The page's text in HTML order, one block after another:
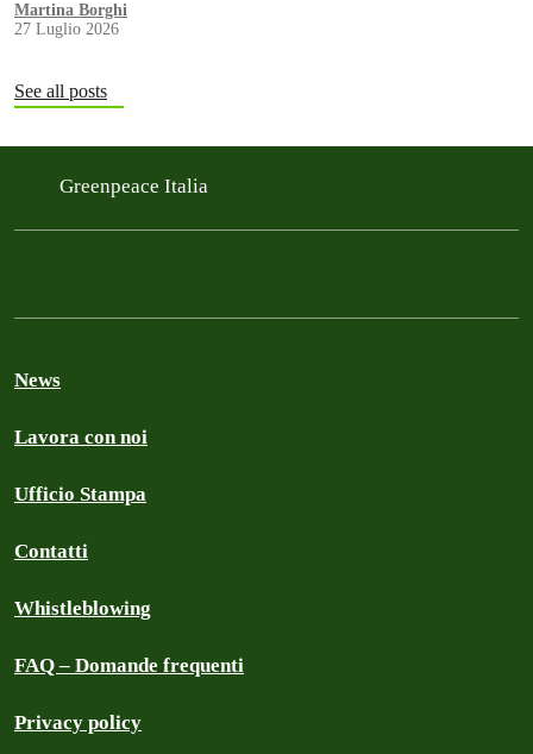
Martina Borghi
27 Luglio 2026
See all posts
Greenpeace Italia
News
Lavora con noi
Ufficio Stampa
Contatti
Whistleblowing
FAQ – Domande frequenti
Privacy policy